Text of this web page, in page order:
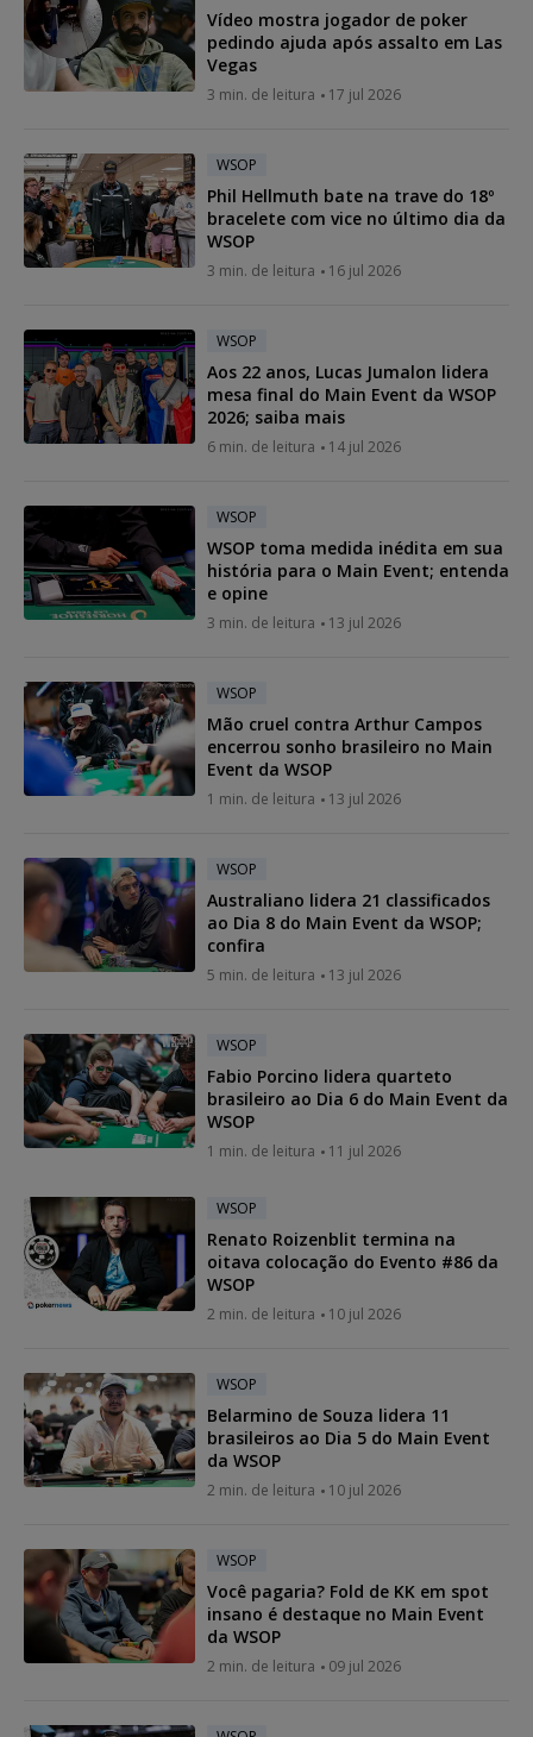
Vídeo mostra jogador de poker
pedindo ajuda após assalto em Las
Vegas
3 min. de leitura 17 jul 2026
WSOP
Phil Hellmuth bate na trave do 18º
bracelete com vice no último dia da
WSOP
3 min. de leitura 16 jul 2026
WSOP
Aos 22 anos, Lucas Jumalon lidera
mesa final do Main Event da WSOP
2026; saiba mais
6 min. de leitura 14 jul 2026
WSOP
WSOP toma medida inédita em sua
história para o Main Event; entenda
e opine
3 min. de leitura 13 jul 2026
WSOP
Mão cruel contra Arthur Campos
encerrou sonho brasileiro no Main
Event da WSOP
1 min. de leitura 13 jul 2026
WSOP
Australiano lidera 21 classificados
ao Dia 8 do Main Event da WSOP;
confira
5 min. de leitura 13 jul 2026
WSOP
Fabio Porcino lidera quarteto
brasileiro ao Dia 6 do Main Event da
WSOP
1 min. de leitura 11 jul 2026
WSOP
Renato Roizenblit termina na
oitava colocação do Evento #86 da
WSOP
2 min. de leitura 10 jul 2026
WSOP
Belarmino de Souza lidera 11
brasileiros ao Dia 5 do Main Event
da WSOP
2 min. de leitura 10 jul 2026
WSOP
Você pagaria? Fold de KK em spot
insano é destaque no Main Event
da WSOP
2 min. de leitura 09 jul 2026